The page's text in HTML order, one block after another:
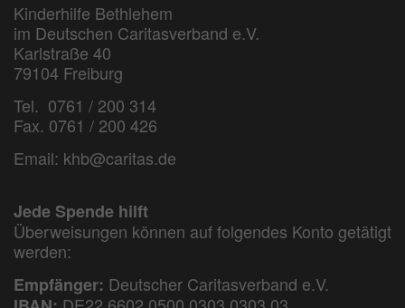
Kinderhilfe Bethlehem
im Deutschen Caritasverband e.V.
Karlstraße 40
79104 Freiburg
Tel. 0761 / 200 314
Fax. 0761 / 200 426
Email: khb@caritas.de
Jede Spende hilft
Überweisungen können auf folgendes Konto getätigt
werden:
Empfänger: Deutscher Caritasverband e.V.